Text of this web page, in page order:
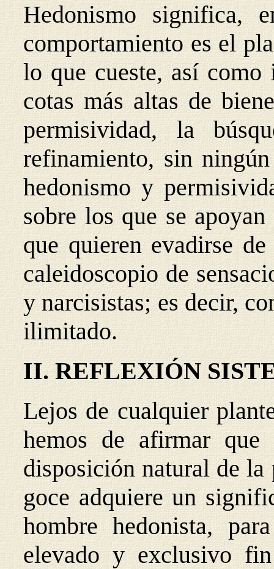
Hedonismo significa,
comportamiento es el
lo que cueste, así como
cotas más altas de
permisividad, la
refinamiento, sin
hedonismo y
sobre los que se
que quieren evadirse
caleidoscopio de
y narcisistas; es decir,
ilimitado.
II. REFLEXIÓN
Lejos de cualquier
hemos de afirmar
disposición natural de la
goce adquiere un
hombre hedonista,
elevado y exclusivo